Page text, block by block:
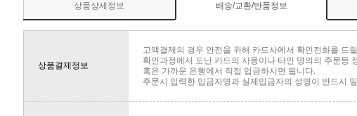
상품상세정보 배송/교환/반품정보
상품결제정보
고액결제의 경우 안전을 위해 카드사에서 확인전화를 드
확인과정에서 도난 카드의 사용이나 타인 명의의 주문등
혹은 가까운 은행에서 직접 입금하시면 됩니다.
주문시 입력한 입금자명과 실제입금자의 성명이 반드시